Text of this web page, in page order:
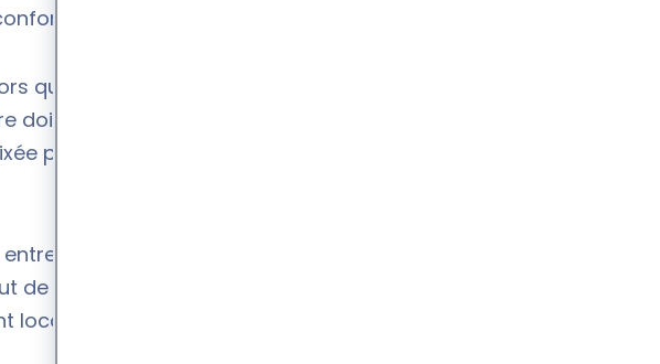
actuelles.
que le bien
doit donc
par décret
10 et 20 %
Loueur en
locatif de son